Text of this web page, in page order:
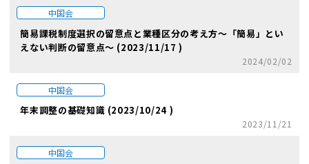
中国会
簡易課税制度選択の留意点と業種区分の考え方～「簡易」とい
えない判断の留意点～ (2023/11/17 )
2024/02/02
中国会
年末調整の基礎知識 (2023/10/24 )
2023/11/21
中国会